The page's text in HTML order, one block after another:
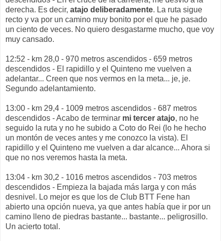
derecha. Es decir, atajo deliberadamente. La ruta sigue
recto y va por un camino muy bonito por el que he pasado
un ciento de veces. No quiero desgastarme mucho, que voy
muy cansado.
12:52 - km 28,0 - 970 metros ascendidos - 659 metros
descendidos - El rapidillo y el Quinteno me vuelven a
adelantar... Creen que nos vermos en la meta... je, je.
Segundo adelantamiento.
13:00 - km 29,4 - 1009 metros ascendidos - 687 metros
descendidos - Acabo de terminar mi tercer atajo, no he
seguido la ruta y no he subido a Coto do Rei (lo he hecho
un montón de veces antes y me conozco la vista). El
rapidillo y el Quinteno me vuelven a dar alcance... Ahora si
que no nos veremos hasta la meta.
13:04 - km 30,2 - 1016 metros ascendidos - 703 metros
descendidos - Empieza la bajada más larga y con más
desnivel. Lo mejor es que los de Club BTT Fene han
abierto una opción nueva, ya que antes había que ir por un
camino lleno de piedras bastante... bastante... peligrosillo.
Un acierto total.